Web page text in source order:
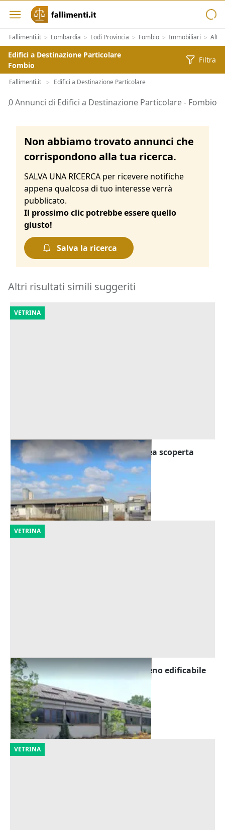
Fallimenti.it > Lombardia > Lodi Provincia > Fombio > Immobiliari >
Edifici a Destinazione Particolare
Fombio
Filtra
Fallimenti.it > Edifici a Destinazione Particolare
Aste di Edifici a Destinazione Particolare Fombio
0 Annunci di Edifici a Destinazione Particolare - Fombio
Non abbiamo trovato annunci che
corrispondono alla tua ricerca.
SALVA UNA RICERCA per ricevere notifiche
appena qualcosa di tuo interesse verrà
pubblicato.
Il prossimo clic potrebbe essere quello
giusto!
Salva la ricerca
Altri risultati simili suggeriti
VETRINA
Asta Complesso industriale con area scoperta
Pizzighettone (Cremona)
Offerta minima
560.000 €
23/09/2026
VETRINA
Asta Opificio con pertinenze e terreno edificabile
Pieve Porto Morone (Pavia)
Offerta minima
543.500 €
16/10/2026
VETRINA